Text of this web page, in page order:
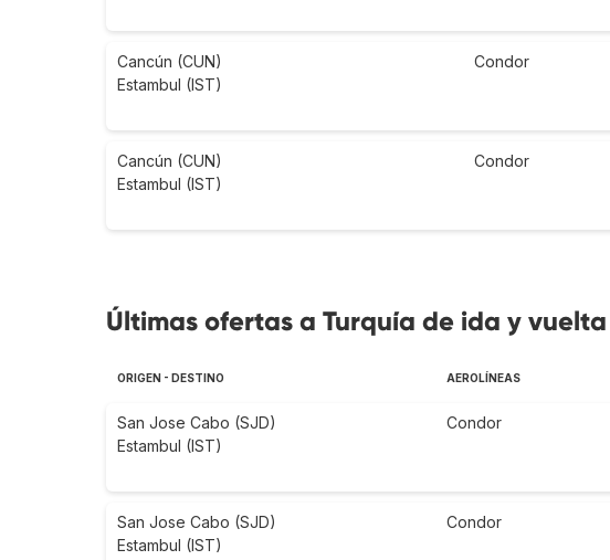
Cancún (CUN)
Estambul (IST)
Condor
Cancún (CUN)
Estambul (IST)
Condor
Últimas ofertas a Turquía de ida y vuelta
ORIGEN - DESTINO AEROLÍNEAS
San Jose Cabo (SJD)
Estambul (IST)
Condor
San Jose Cabo (SJD)
Estambul (IST)
Condor